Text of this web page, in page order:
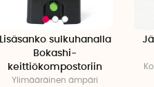
Lisäsanko sulkuhanalla
Bokashi-
keittiökompostoriin
Ylimääräinen ämpäri